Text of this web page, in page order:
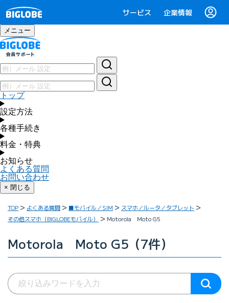
サービス 企業情報
メニュー
トップ
設定方法
各種手続き
料金・特典
お知らせ
よくある質問
お問い合わせ
× 閉じる
TOP よくある質問 ■モバイル／SIM
スマホ／ルータ／タブレット
その他スマホ（BIGLOBEモバイル）
Motorola Moto G5
Motorola Moto G5（7件）